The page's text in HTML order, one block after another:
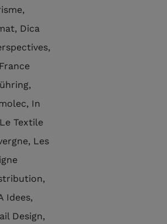
Dica
In
Textile
Les
Idees,
Design,